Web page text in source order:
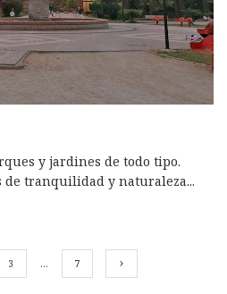
y jardines de todo tipo.
de tranquilidad y naturaleza...
3 … 7